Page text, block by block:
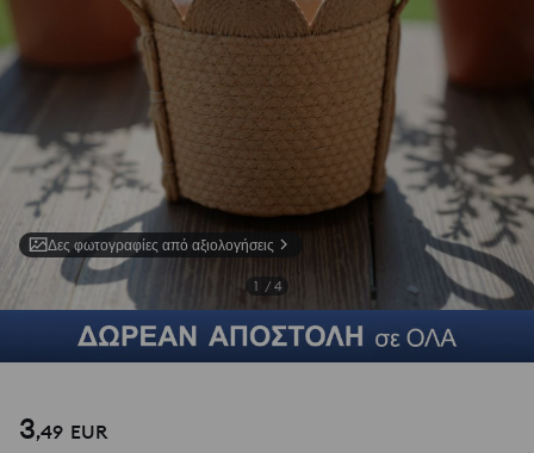
Δες φωτογραφίες από αξιολογήσεις
1 / 4
3,49 EUR